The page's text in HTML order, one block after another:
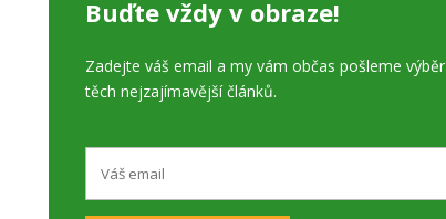
Buďte vždy v obraze!
Zadejte váš email a my vám občas pošleme výběr
těch nejzajímavější článků.